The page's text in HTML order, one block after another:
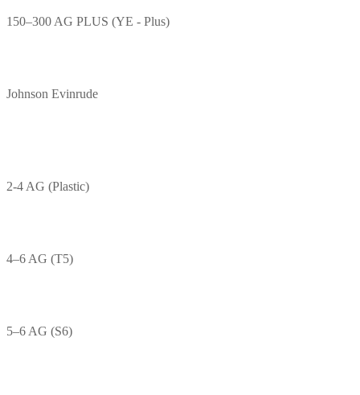
150–300 AG PLUS (YE - Plus)
Johnson Evinrude
2-4 AG (Plastic)
4–6 AG (T5)
5–6 AG (S6)